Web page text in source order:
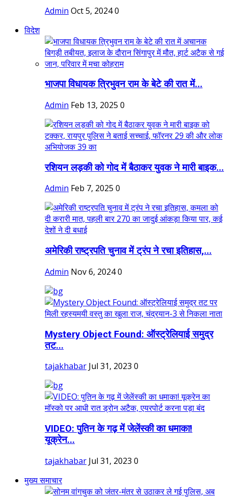
Admin Oct 5, 20240
विदेश
भाजपा विधायक त्रिभुवन राम के बेटे की रात में...
Admin Feb 13, 2025 0
रशियन लड़की को गोद में बैठाकर युवक ने मारी बाइक...
Admin Feb 7, 2025 0
अमेरिकी राष्ट्रपति चुनाव में ट्रंप ने रचा इतिहास,...
Admin Nov 6, 20240
Mystery Object Found: ऑस्ट्रेलियाई समुद्र
तट...
tajakhabar Jul 31, 2023 0
VIDEO: पुतिन के गढ़ में जेलेंस्की का धमाका!
यूक्रेन...
tajakhabar Jul 31, 2023 0
मुख्य समाचार